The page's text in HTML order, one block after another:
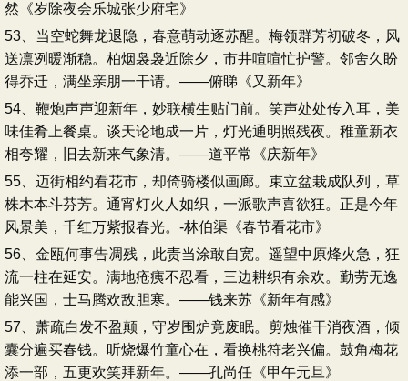
然《岁除夜会乐城张少府宅》
53、当空蛇舞龙退隐，春意萌动逐苏醒。梅领群芳初破冬，风
送凛冽暖渐稳。柏烟袅袅近除夕，市井喧喧忙护警。邻舍久盼
得乔迁，满坐亲朋一干请。——俯睇《又新年》
54、鞭炮声声迎新年，妙联横生贴门前。笑声处处传入耳，美
味佳肴上餐桌。谈天论地成一片，灯光通明照残夜。稚童新衣
相夸耀，旧去新来气象清。——道平常《庆新年》
55、迈街相约看花市，却倚骑楼似画廊。束立盆栽成队列，草
株木本斗芬芳。通宵灯火人如织，一派歌声喜欲狂。正是今年
风景美，千红万紫报春光。-林伯渠《春节看花市》
56、金瓯何事告凋残，此责当涂敢自宽。遥望中原烽火急，狂
流一柱在延安。满地疮痍不忍看，三边耕织有余欢。勤劳无逸
能兴国，士马腾欢敌胆寒。——钱来苏《新年有感》
57、萧疏白发不盈颠，守岁围炉竟废眠。剪烛催干消夜酒，倾
囊分遍买春钱。听烧爆竹童心在，看换桃符老兴偏。鼓角梅花
添一部，五更欢笑拜新年。——孔尚任《甲午元旦》